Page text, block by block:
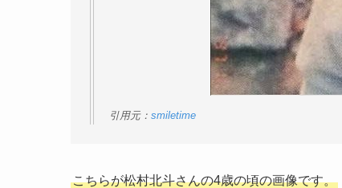
引用元： smiletime
こちらが松村北斗さんの4歳の頃の画像です。